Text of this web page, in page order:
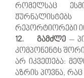
რომელსაც
რეპორტიორები
12. გამძლე –
კომპონენტს
არ იკვეთება:
აზრის პოვნა,